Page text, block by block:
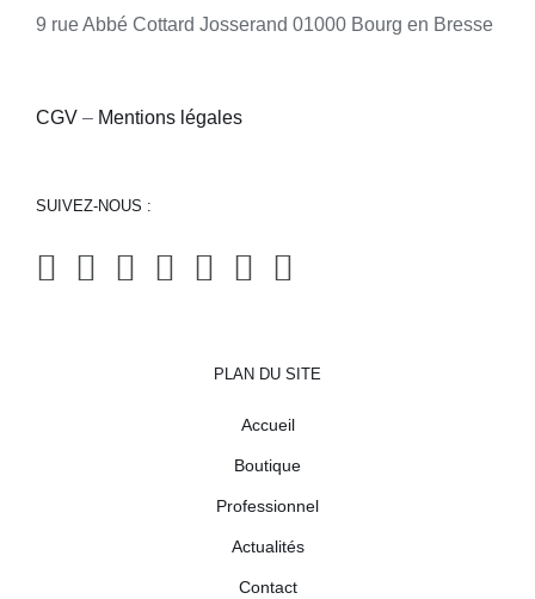
9 rue Abbé Cottard Josserand 01000 Bourg en Bresse
CGV – Mentions légales
SUIVEZ-NOUS :
PLAN DU SITE
Accueil
Boutique
Professionnel
Actualités
Contact